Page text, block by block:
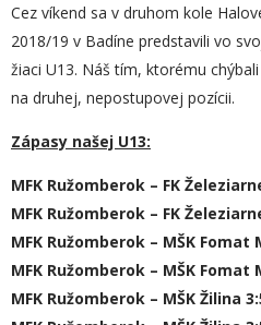
Cez víkend sa v druhom kole
2018/19 v Badíne predstavili vo
žiaci U13. Náš tím, ktorému
na druhej, nepostupovej pozícii.
Zápasy našej U13:
MFK Ružomberok – FK
MFK Ružomberok – FK
MFK Ružomberok – MŠK Fomat
MFK Ružomberok – MŠK Fomat
MFK Ružomberok – MŠK Žilina